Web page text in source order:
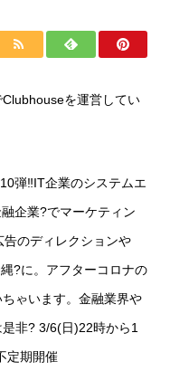
を運営してい
弾‼️IT企業のシステムエ
企業?でマーケティン
のディレクションや
?に。アフターコロナの
ゃいます。金融業界や
非? 3/6(日)22時から1
定期開催